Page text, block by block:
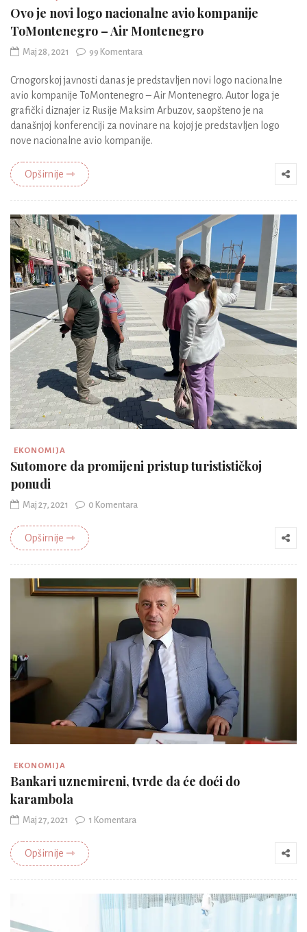
Ovo je novi logo nacionalne avio kompanije
ToMontenegro – Air Montenegro
Maj 28, 2021 99 Komentara
Crnogorskoj javnosti danas je predstavljen novi logo nacionalne
avio kompanije ToMontenegro – Air Montenegro. Autor loga je
grafički diznajer iz Rusije Maksim Arbuzov, saopšteno je na
današnjoj konferenciji za novinare na kojoj je predstavljen logo
nove nacionalne avio kompanije.
Opširnije ⇾
EKONOMIJA
Sutomore da promijeni pristup turistističkoj
ponudi
Maj 27, 2021 0 Komentara
Opširnije ⇾
EKONOMIJA
Bankari uznemireni, tvrde da će doći do
karambola
Maj 27, 2021 1 Komentara
Opširnije ⇾